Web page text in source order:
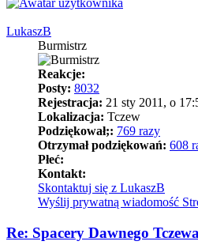
LukaszB
Burmistrz
Reakcje:
Posty: 8032
Rejestracja: 21 sty 2011, o
Lokalizacja: Tczew
Podziękował;: 769 razy
Otrzymał podziękowań: 608
Płeć:
Kontakt:
Skontaktuj się z LukaszB
Wyślij prywatną wiadomość
Re: Spacery Dawnego Tczewa